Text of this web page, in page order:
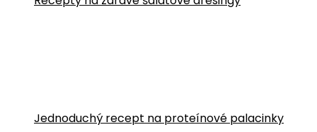
Jednoduchý recept na proteínové palacinky